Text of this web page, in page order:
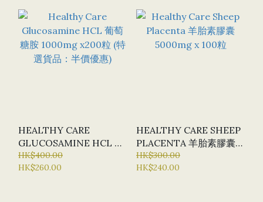
HEALTHY CARE
GLUCOSAMINE HCL 葡
萄糖胺 1000MG X200粒
(特選貨品：半價優惠)
HK$400.00
HK$260.00
HEALTHY CARE SHEEP
PLACENTA 羊胎素膠囊
5000MG X 100粒
HK$300.00
HK$240.00